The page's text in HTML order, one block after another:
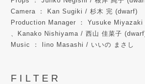
Camera ： Kan Sugiki / 杉木 完 (dwarf)
Production Manager ： Yusuke
、Kanako Nishiyama / 西山 佳菜子
Music ： Iino Masashi / いいの まさし
FILTER